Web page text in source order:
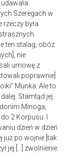
Szeregach w
rzeczy była
ten stalag, obóz
nie
umowę z
poprawnie]
Munka. Ale to
Stamtąd jej
Minoga,
2 Korpusu. I
dzień w dzień
już po wojnie [tak
jej […] zwolnienie